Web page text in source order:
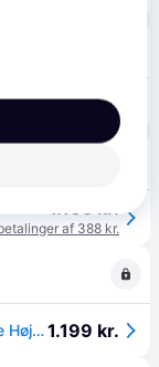
Philips Hue WCA Calla Large piedestallampe Forlængelse, sort 24v.1.112 kr.
1.165 kr.
af 388 kr.
Philips Hue Calla White and Color Ambiance Høj Bedlampe Sort 8W Extension1.199 kr.